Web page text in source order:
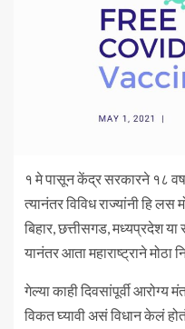
१ मे पासून केंद्र सरकारने १८
त्यानंतर विविध राज्यांनी हि
बिहार, छत्तीसगड, मध्यप्रदेश या
यानंतर आता महाराष्ट्राने मोठा
गेल्या काही दिवसांपूर्वी आरोग्य
विकत घ्यावी असं विधान केलं